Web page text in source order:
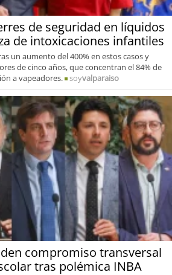
de seguridad en líquidos
de intoxicaciones infantiles
un aumento del 400% en estos casos y
de cinco años, que concentran el 84% de
a vapeadores.
soyvalparaiso
compromiso transversal
tras polémica INBA